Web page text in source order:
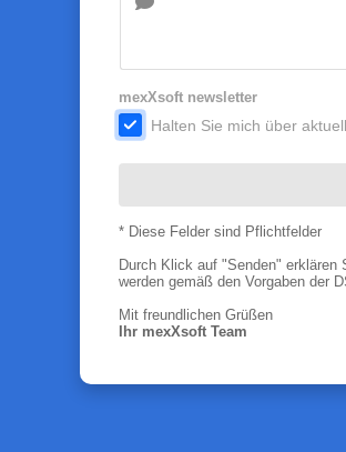
mexXsoft newsletter
. Halten Sie mich über
* Diese Felder sind Pflichtfelder
Durch Klick auf "Senden" erklären
werden gemäß den Vorgaben der
Mit freundlichen Grüßen
Ihr mexXsoft Team